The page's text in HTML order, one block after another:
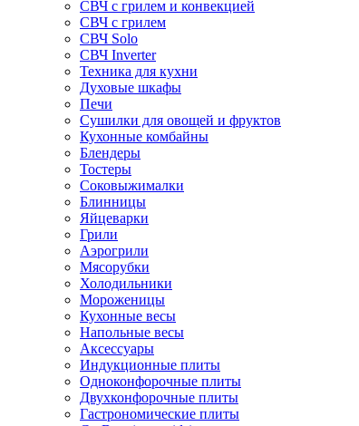
СВЧ с грилем и конвекцией
СВЧ с грилем
СВЧ Solo
СВЧ Inverter
Техника для кухни
Духовые шкафы
Печи
Сушилки для овощей и фруктов
Кухонные комбайны
Блендеры
Тостеры
Соковыжималки
Блинницы
Яйцеварки
Грили
Аэрогрили
Мясорубки
Холодильники
Мороженицы
Кухонные весы
Напольные весы
Аксессуары
Индукционные плиты
Одноконфорочные плиты
Двухконфорочные плиты
Гастрономические плиты